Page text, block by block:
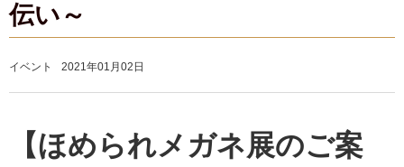
伝い～
イベント 2021年01月02日
【ほめられメガネ展のご案